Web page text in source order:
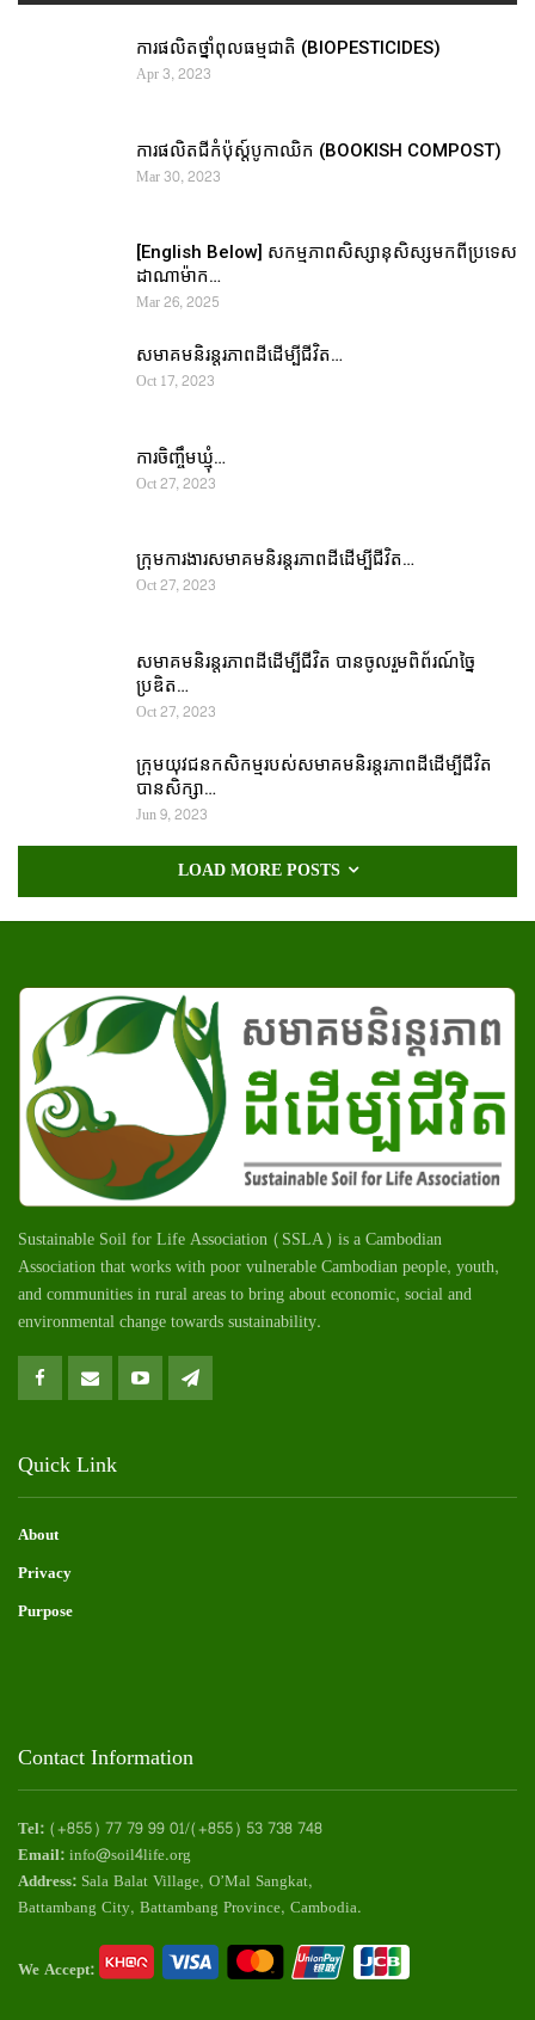
ការផលិតថ្នាំពុលធម្មជាតិ (BIOPESTICIDES)
Apr 3, 2023
ការផលិតជីកំប៉ុស្ដ៍បូកាឈិក (BOOKISH COMPOST)
Mar 30, 2023
[English Below] សកម្មភាពសិស្សានុសិស្សមកពីប្រទេស
ដាណាម៉ាក…
Mar 26, 2025
សមាគមនិរន្តរភាពដីដើម្បីជីវិត…
Oct 17, 2023
ការចិញ្ចឹមឃ្មុំ…
Oct 27, 2023
ក្រុមការងារសមាគមនិរន្តរភាពដីដើម្បីជីវិត…
Oct 27, 2023
សមាគមនិរន្តរភាពដីដើម្បីជីវិត បានចូលរួមពិព័រណ៍ច្នៃ
ប្រឌិត…
Oct 27, 2023
ក្រុមយុវជនកសិកម្មរបស់សមាគមនិរន្តរភាពដីដើម្បីជីវិត
បានសិក្សា…
Jun 9, 2023
LOAD MORE POSTS
Sustainable Soil for Life Association (SSLA) is a Cambodian
Association that works with poor vulnerable Cambodianpeople, youth,
and communities in rural areas to bring about economic, social and
environmental change towards sustainability.
Quick Link
About
Privacy
Purpose
Contact Information
Tel: (+855) 77 79 99 01/(+855) 53 738 748
Email:info@soil4life.org
Address: Sala Balat Village, O’Mal Sangkat,
Battambang City, Battambang Province, Cambodia.
We Accept: